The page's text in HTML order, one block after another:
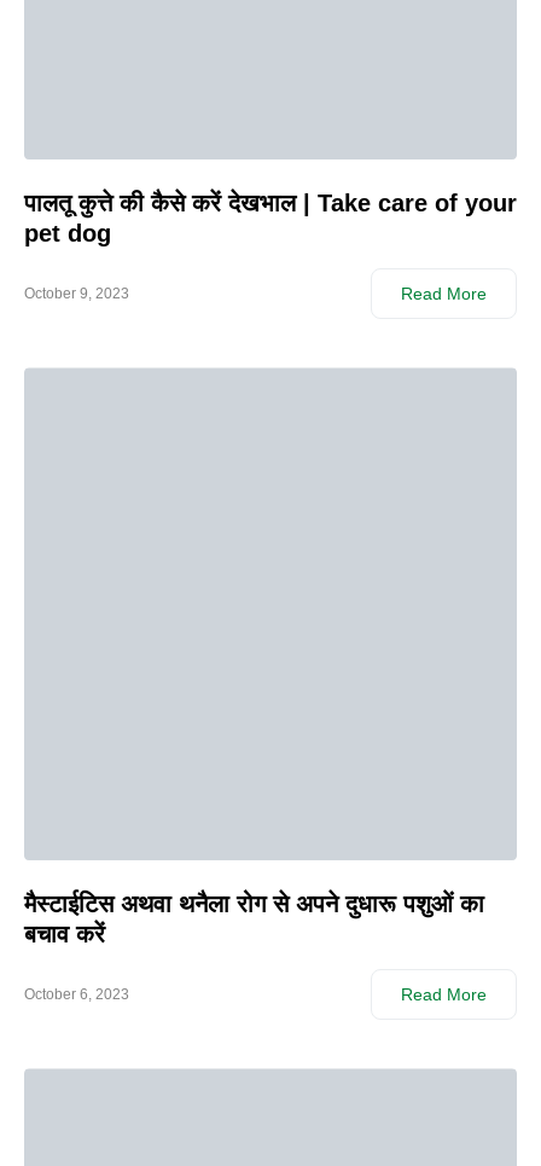
पालतू कुत्ते की कैसे करें देखभाल | Take care of your
pet dog
October 9, 2023 Read More
मैस्टाईटिस अथवा थनैला रोग से अपने दुधारू पशुओं का
बचाव करें
October 6, 2023 Read More